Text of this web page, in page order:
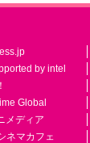
by intel
Global
メディア
ネマカフェ